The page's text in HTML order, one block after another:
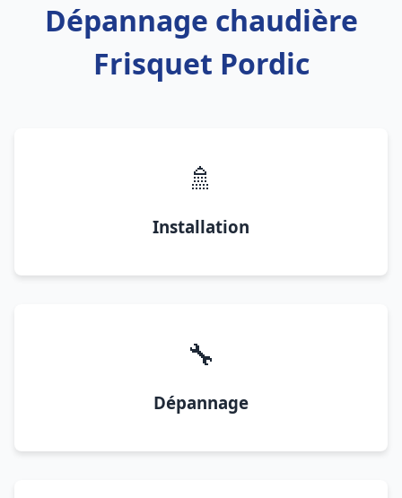
Dépannage chaudière
Frisquet Pordic
🚿
Installation
🔧
Dépannage